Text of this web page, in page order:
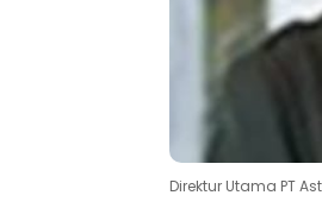
Direktur Utama PT